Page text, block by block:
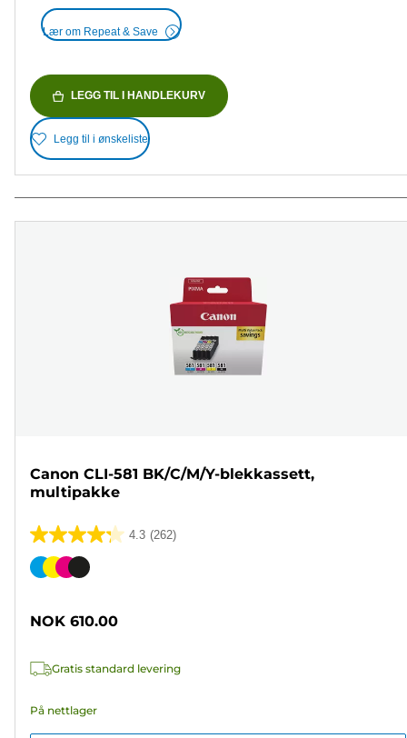
Lær om Repeat & Save
LEGG TIL I HANDLEKURV
Legg til i ønskeliste
Canon CLI-581 BK/C/M/Y-blekkassett,
multipakke
4.3 (262)
4.3
av
262
Fargekassett
NOK 610.00
Gratis standard levering
På nettlager